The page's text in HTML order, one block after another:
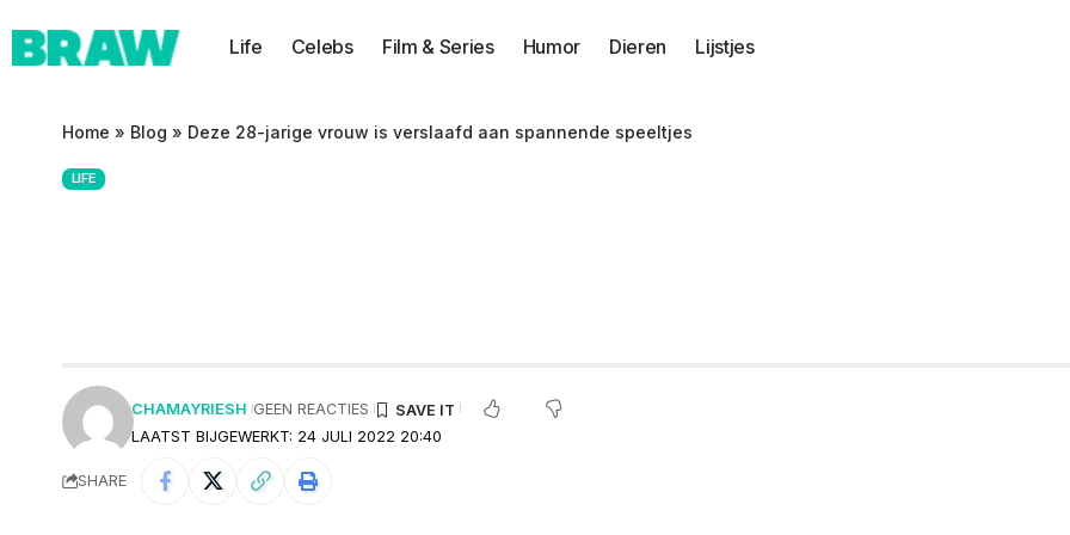
Life Celebs Film & Series Humor Dieren Lijstjes
Home » Blog » Deze 28-jarige vrouw is verslaafd aan spannende speeltjes
LIFE
LAATST BIJGEWERKT: 24 JULI 2022 20:40
CHAMAYRIESH GEEN REACTIES
SHARE